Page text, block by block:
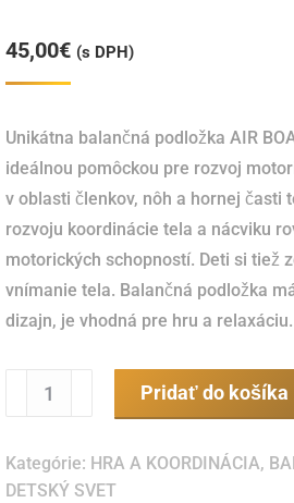
45,00€ (s DPH)
Unikátna balančná podložka AIR
ideálnou pomôckou pre rozvoj
v oblasti členkov, nôh a hornej časti
rozvoju koordinácie tela a nácviku
motorických schopností. Deti si tiež
vnímanie tela. Balančná podložka
dizajn, je vhodná pre hru a relaxáciu.
množstvo
Nestabilná
podložka
Pridať do košíka
Kategórie: HRA A KOORDINÁCIA,
DETSKÝ SVET